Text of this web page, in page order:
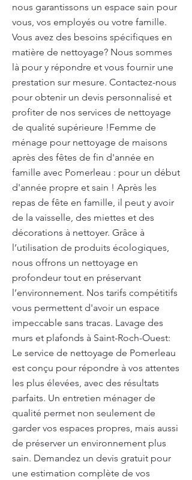
nous garantissons un espace sain pour
vous, vos employés ou votre famille.
Vous avez des besoins spécifiques en
matière de nettoyage? Nous sommes
là pour y répondre et vous fournir une
prestation sur mesure. Contactez-nous
pour obtenir un devis personnalisé et
profiter de nos services de nettoyage
de qualité supérieure !Femme de
ménage pour nettoyage de maisons
après des fêtes de fin d'année en
famille avec Pomerleau : pour un début
d'année propre et sain ! Après les
repas de fête en famille, il peut y avoir
de la vaisselle, des miettes et des
décorations à nettoyer. Grâce à
l’utilisation de produits écologiques,
nous offrons un nettoyage en
profondeur tout en préservant
l’environnement. Nos tarifs compétitifs
vous permettent d'avoir un espace
impeccable sans tracas. Lavage des
murs et plafonds à Saint-Roch-Ouest:
Le service de nettoyage de Pomerleau
est conçu pour répondre à vos attentes
les plus élevées, avec des résultats
parfaits. Un entretien ménager de
qualité permet non seulement de
garder vos espaces propres, mais aussi
de préserver un environnement plus
sain. Demandez un devis gratuit pour
une estimation complète de vos